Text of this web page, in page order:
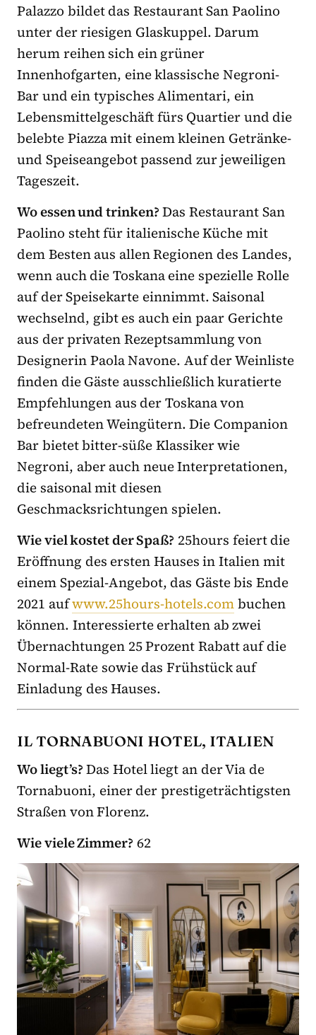
Palazzo bildet das Restaurant San Paolino
unter der riesigen Glaskuppel. Darum
herum reihen sich ein grüner
Innenhofgarten, eine klassische Negroni-
Bar und ein typisches Alimentari, ein
Lebensmittelgeschäft fürs Quartier und die
belebte Piazza mit einem kleinen Getränke-
und Speiseangebot passend zur jeweiligen
Tageszeit.
Wo essen und trinken?Das Restaurant San
Paolino steht für italienische Küche mit
dem Besten aus allen Regionen des Landes,
wenn auch die Toskana eine spezielle Rolle
auf der Speisekarte einnimmt. Saisonal
wechselnd, gibt es auch ein paar Gerichte
aus der privaten Rezeptsammlung von
Designerin Paola Navone. Auf der Weinliste
finden die Gäste ausschließlich kuratierte
Empfehlungen aus der Toskana von
befreundeten Weingütern. Die Companion
Bar bietet bitter-süße Klassiker wie
Negroni, aber auch neue Interpretationen,
die saisonal mit diesen
Geschmacksrichtungen spielen.
Wie viel kostet der Spaß? 25hours feiert die
Eröffnung des ersten Hauses in Italien mit
einem Spezial-Angebot, das Gäste bis Ende
2021 aufwww.25hours-hotels.combuchen
können. Interessierte erhalten ab zwei
Übernachtungen 25 Prozent Rabatt auf die
Normal-Rate sowie das Frühstück auf
Einladung des Hauses.
IL TORNABUONI HOTEL, ITALIEN
Wo liegt’s?Das Hotel liegt an der Via de
Tornabuoni, einer der prestigeträchtigsten
Straßen von Florenz.
Wie viele Zimmer? 62